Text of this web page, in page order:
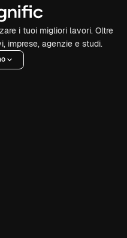
i tuoi migliori lavori. Oltre
imprese, agenzie e studi.